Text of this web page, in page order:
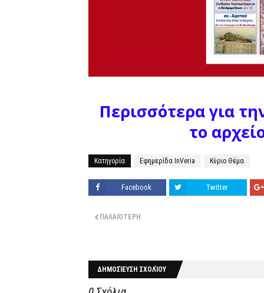
Περισσότερα για
το
Κατηγορία Εφημερίδα InVeria Κύριο Θέμα
Facebook Twitter
ΠΑΛΑΙΌΤΕΡΗ
ΔΗΜΟΣΊΕΥΣΗ ΣΧΟΛΊΟΥ